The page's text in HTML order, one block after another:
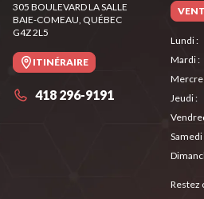
305 BOULEVARD LA SALLE
BAIE-COMEAU, QUÉBEC
G4Z 2L5
ITINÉRAIRE
418 296-9191
Lundi:
Mardi:
Jeudi:
Samedi
Restez